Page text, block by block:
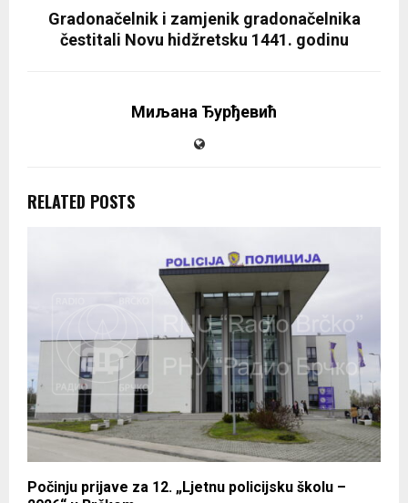
Gradonačelnik i zamjenik gradonačelnika
čestitali Novu hidžretsku 1441. godinu
Миљана Ђурђевић
RELATED POSTS
Počinju prijave za 12. „Ljetnu policijsku školu –